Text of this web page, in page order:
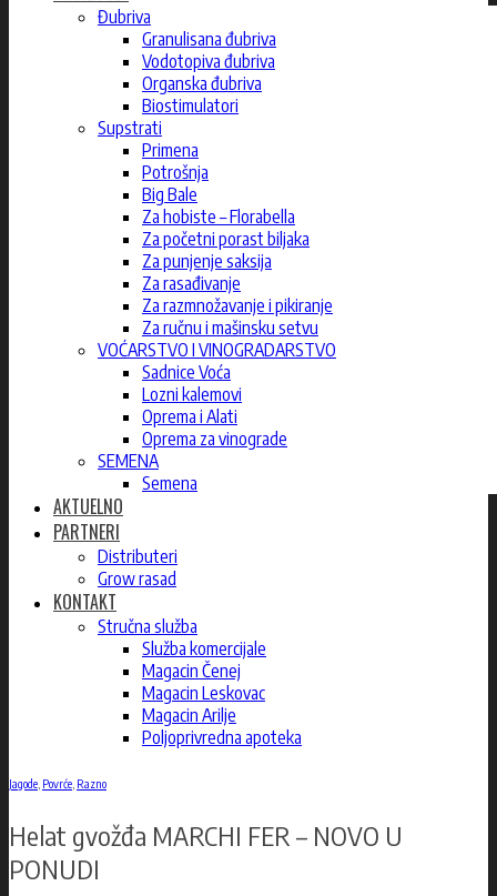
Đubriva
Granulisana đubriva
Vodotopiva đubriva
Organska đubriva
Biostimulatori
Supstrati
Primena
Potrošnja
Big Bale
Za hobiste – Florabella
Za početni porast biljaka
Za punjenje saksija
Za rasađivanje
Za razmnožavanje i pikiranje
Za ručnu i mašinsku setvu
VOĆARSTVO I VINOGRADARSTVO
Sadnice Voća
Lozni kalemovi
Oprema i Alati
Oprema za vinograde
SEMENA
Semena
AKTUELNO
PARTNERI
Distributeri
Grow rasad
KONTAKT
Stručna služba
Služba komercijale
Magacin Čenej
Magacin Leskovac
Magacin Arilje
Poljoprivredna apoteka
Jagode Povrće Razno
Helat gvožđa MARCHI FER – NOVO U
PONUDI